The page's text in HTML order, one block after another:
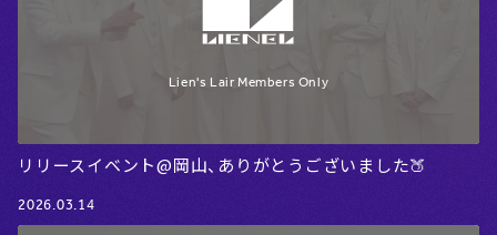
リリースイベント@岡山、ありがとうございました🍑
2026.03.14